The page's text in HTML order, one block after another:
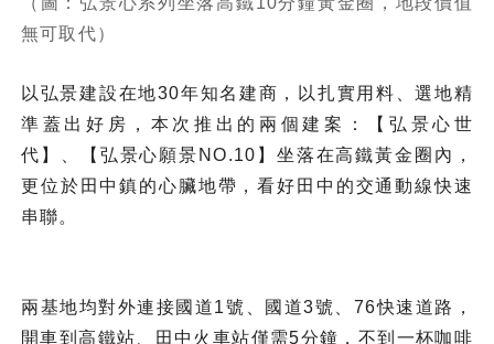
無可取代）
以弘景建設在地30年知名建商，以扎實用料、選地精
準蓋出好房，本次推出的兩個建案：【弘景心世
代】、【弘景心願景NO.10】坐落在高鐵黃金圈內，
更位於田中鎮的心臟地帶，看好田中的交通動線快速
串聯。
兩基地均對外連接國道1號、國道3號、76快速道路，
開車到高鐵站、田中火車站僅需5分鐘，不到一杯咖啡